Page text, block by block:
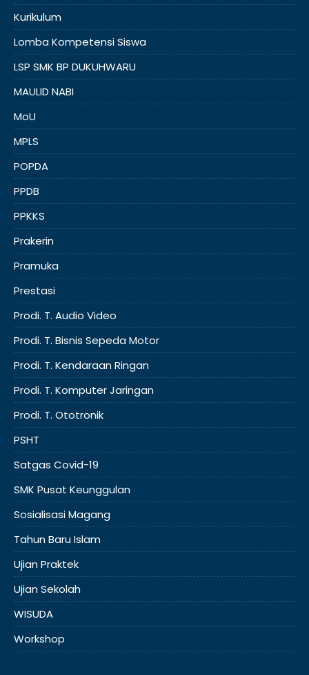
Kurikulum
Lomba Kompetensi Siswa
LSP SMK BP DUKUHWARU
MAULID NABI
MoU
MPLS
POPDA
PPDB
PPKKS
Prakerin
Pramuka
Prestasi
Prodi. T. Audio Video
Prodi. T. Bisnis Sepeda Motor
Prodi. T. Kendaraan Ringan
Prodi. T. Komputer Jaringan
Prodi. T. Ototronik
PSHT
Satgas Covid-19
SMK Pusat Keunggulan
Sosialisasi Magang
Tahun Baru Islam
Ujian Praktek
Ujian Sekolah
WISUDA
Workshop